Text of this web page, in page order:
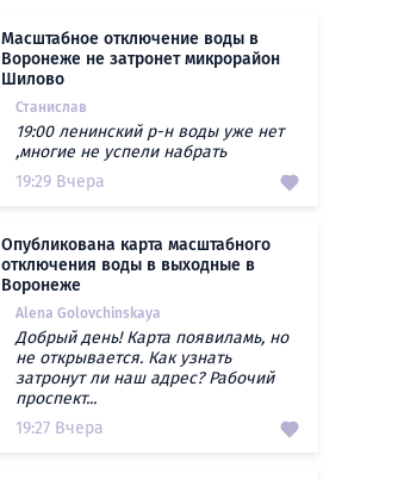
Масштабное отключение воды в
Воронеже не затронет микрорайон
Шилово
Станислав
19:00 ленинский р-н воды уже нет
,многие не успели набрать
19:29 Вчера
Опубликована карта масштабного
отключения воды в выходные в
Воронеже
Alena Golovchinskaya
Добрый день! Карта появиламь, но
не открывается. Как узнать
затронут ли наш адрес? Рабочий
проспект...
19:27 Вчера